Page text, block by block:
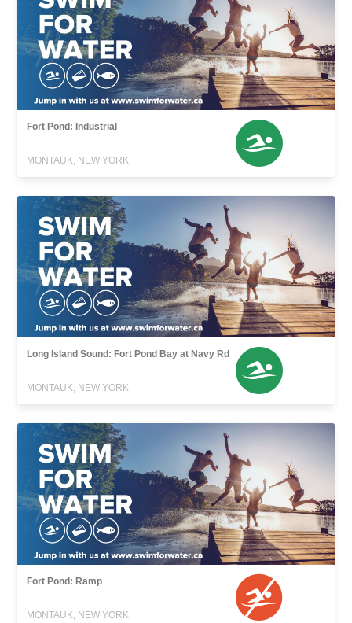
Fort Pond: Industrial
MONTAUK, NEW YORK
Long Island Sound: Fort Pond Bay at Navy Rd
MONTAUK, NEW YORK
Fort Pond: Ramp
MONTAUK, NEW YORK